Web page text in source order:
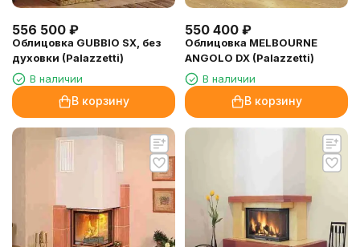
556 500 ₽
Облицовка GUBBIO SX, без
духовки (Palazzetti)
В наличии
В корзину
550 400 ₽
Облицовка MELBOURNE
ANGOLO DX (Palazzetti)
В наличии
В корзину